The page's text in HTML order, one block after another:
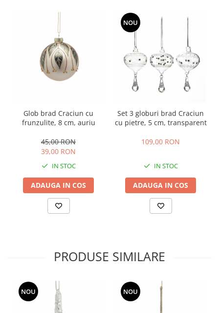
Glob brad Craciun cu
frunzulite, 8 cm, auriu
45,00 RON
39,00 RON
IN STOC
ADAUGA IN COS
NOU
Set 3 globuri brad Craciun
cu pietre, 5 cm, transparent
109,00 RON
IN STOC
ADAUGA IN COS
PRODUSE SIMILARE
NOU NOU